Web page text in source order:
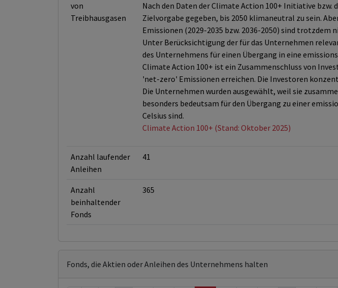
von
Treibhausgasen
Nach den Daten der Climate Action 100+ Initiative
Zielvorgabe gegeben, bis 2050 klimaneutral zu sein.
Emissionen (2029-2035 bzw. 2036-2050) sind
Unter Berücksichtigung der für das Unternehmen
des Unternehmens für einen Übergang in eine
Climate Action 100+ ist ein Zusammenschluss von
'net-zero' Emissionen erreichen. Die Investoren
Die Unternehmen wurden ausgewählt, weil sie
besonders bedeutsam für den Übergang zu einer
Celsius sind.
Climate Action 100+ (Stand: Oktober 2025)
Anzahl laufender
Anleihen
41
Anzahl
beinhaltender
Fonds
365
Fonds, die Aktien oder Anleihen des Unternehmens halten